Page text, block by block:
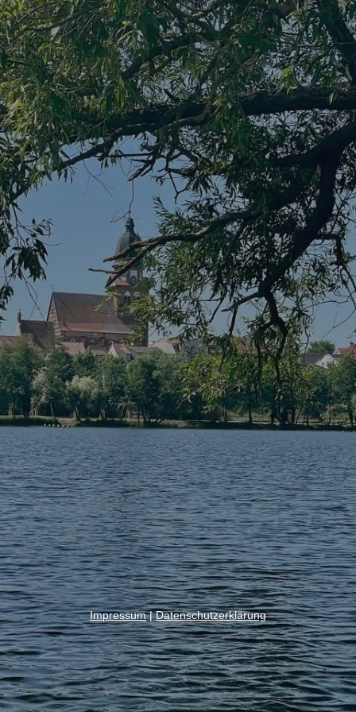
Impressum|Datenschutzerklärung